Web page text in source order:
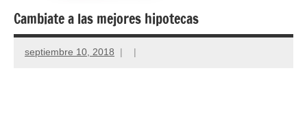
Cambiate a las mejores hipotecas
septiembre 10, 2018